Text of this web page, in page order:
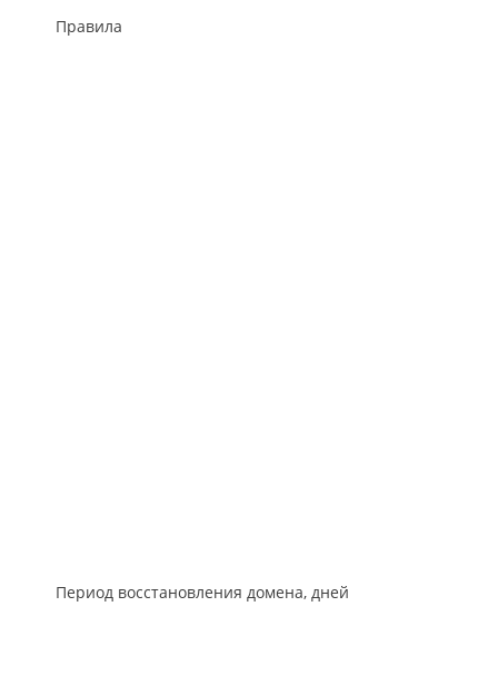
Правила
Период восстановления домена, дней